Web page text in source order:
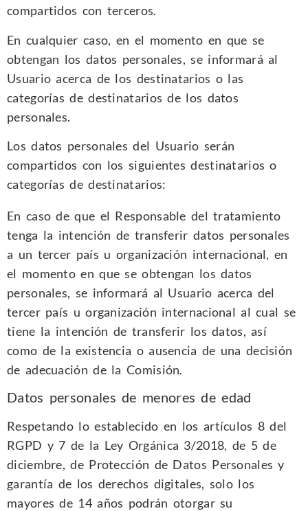
compartidos con terceros.
En cualquier caso, en el momento en que se
obtengan los datos personales, se informará al
Usuario acerca de los destinatarios o las
categorías de destinatarios de los datos
personales.
Los datos personales del Usuario serán
compartidos con los siguientes destinatarios o
categorías de destinatarios:
En caso de que el Responsable del tratamiento
tenga la intención de transferir datos personales
a un tercer país u organización internacional, en
el momento en que se obtengan los datos
personales, se informará al Usuario acerca del
tercer país u organización internacional al cual se
tiene la intención de transferir los datos, así
como de la existencia o ausencia de una decisión
de adecuación de la Comisión.
Datos personales de menores de edad
Respetando lo establecido en los artículos 8 del
RGPD y 7 de la Ley Orgánica 3/2018, de 5 de
diciembre, de Protección de Datos Personales y
garantía de los derechos digitales, solo los
mayores de 14 años podrán otorgar su